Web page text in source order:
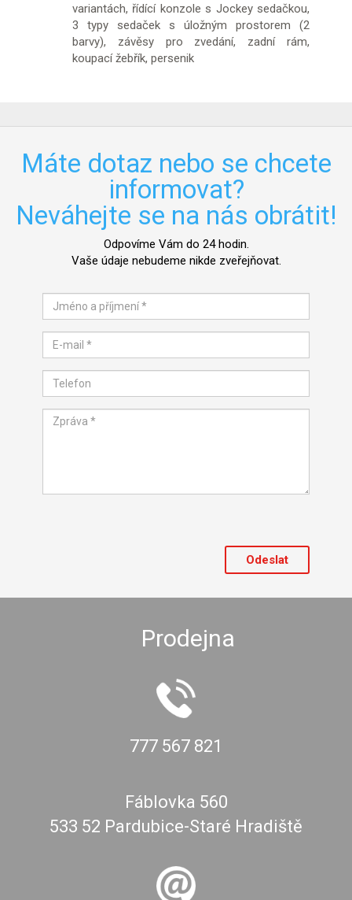
variantách, řídící konzole s Jockey sedačkou,
3 typy sedaček s úložným prostorem (2
barvy), závěsy pro zvedání, zadní rám,
koupací žebřík, persenik
Máte dotaz nebo se chcete
informovat?
Neváhejte se na nás obrátit!
Odpovíme Vám do 24 hodin.
Vaše údaje nebudeme nikde zveřejňovat.
Prodejna
777 567 821
Fáblovka 560
533 52 Pardubice-Staré Hradiště